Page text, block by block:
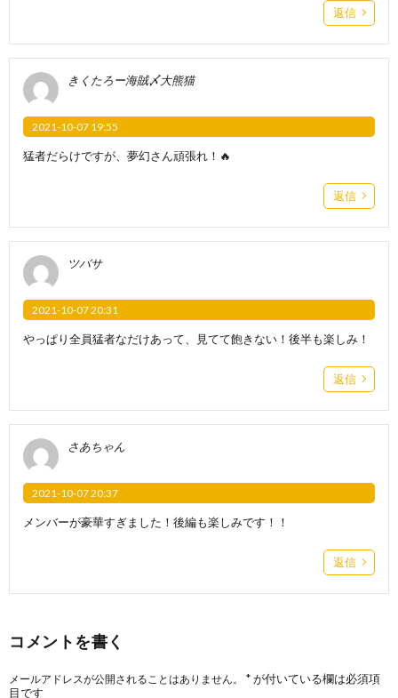
返信
きくたろー海賊〆大熊猫
2021-10-07 19:55
猛者だらけですが、夢幻さん頑張れ！🔥
返信
ツバサ
2021-10-07 20:31
やっぱり全員猛者なだけあって、見てて飽きない！後半も楽しみ！
返信
さあちゃん
2021-10-07 20:37
メンバーが豪華すぎました！後編も楽しみです！！
返信
コメントを書く
メールアドレスが公開されることはありません。 *が付いている欄は必須項
目です